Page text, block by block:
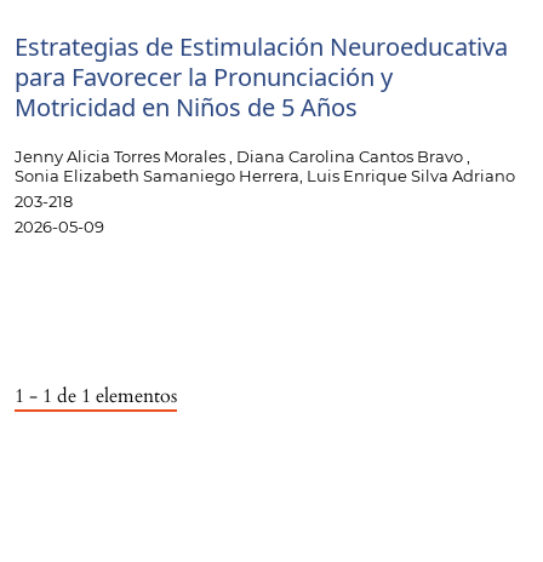
Estrategias de Estimulación Neuroeducativa
para Favorecer la Pronunciación y
Motricidad en Niños de 5 Años
Jenny Alicia Torres Morales , Diana Carolina Cantos Bravo ,
Sonia Elizabeth Samaniego Herrera, Luis Enrique Silva Adriano
203-218
2026-05-09
1 - 1 de 1 elementos